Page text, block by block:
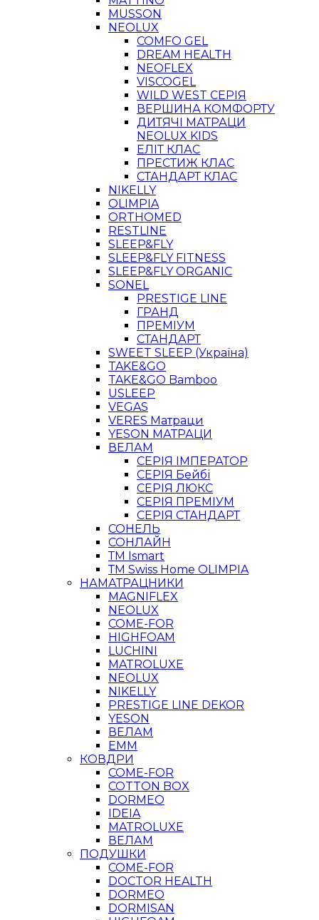
MUSSON
NEOLUX
COMFO GEL
DREAM HEALTH
NEOFLEX
VISCOGEL
WILD WEST СЕРІЯ
ВЕРШИНА КОМФОРТУ
ДИТЯЧІ МАТРАЦИ
NEOLUX KIDS
ЕЛІТ КЛАС
ПРЕСТИЖ КЛАС
СТАНДАРТ КЛАС
NIKELLY
OLIMPIA
ORTHOMED
RESTLINE
SLEEP&FLY
SLEEP&FLY FITNESS
SLEEP&FLY ORGANIC
SONEL
PRESTIGE LINE
ГРАНД
ПРЕМІУМ
СТАНДАРТ
SWEET SLEEP (Україна)
TAKE&GO
TAKE&GO Bamboo
USLEEP
VEGAS
VERES Матраци
YESON МАТРАЦИ
ВЕЛАМ
СЕРІЯ ІМПЕРАТОР
СЕРІЯ Бейбі
СЕРІЯ ЛЮКС
СЕРІЯ ПРЕМІУМ
СЕРІЯ СТАНДАРТ
СОНЕЛЬ
СОНЛАЙН
ТМ Ismart
ТМ Swiss Home OLIMPIA
НАМАТРАЦНИКИ
MAGNIFLEX
NEOLUX
COME-FOR
HIGHFOAM
LUCHINI
MATROLUXE
NEOLUX
NIKELLY
PRESTIGE LINE DEKOR
YESON
ВЕЛАМ
ЕММ
КОВДРИ
COME-FOR
COTTON BOX
DORMEO
IDEIA
MATROLUXE
ВЕЛАМ
ПОДУШКИ
COME-FOR
DOCTOR HEALTH
DORMEO
DORMISAN